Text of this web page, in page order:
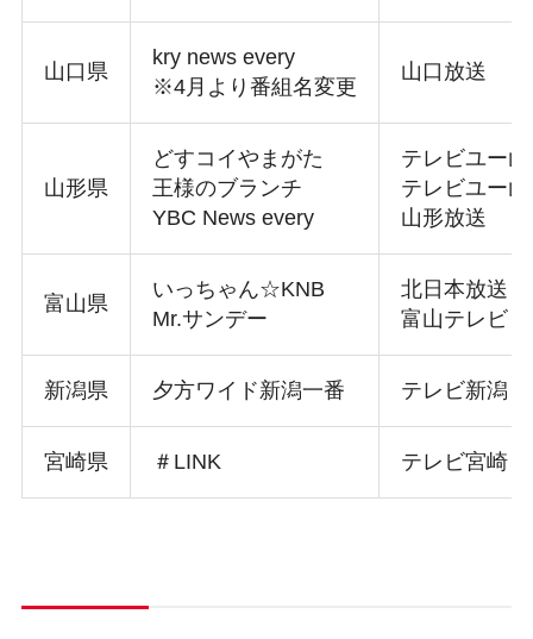
山口県
kry news every
※4月より番組名変更
山口放送
山形県
どすコイやまがた
王様のブランチ
YBC News every
テレビユー
テレビユー
山形放送
富山県
いっちゃん☆KNB
Mr.サンデー
北日本放送
富山テレビ
新潟県 夕方ワイド新潟一番 テレビ新潟
宮崎県 ＃LINK テレビ宮崎